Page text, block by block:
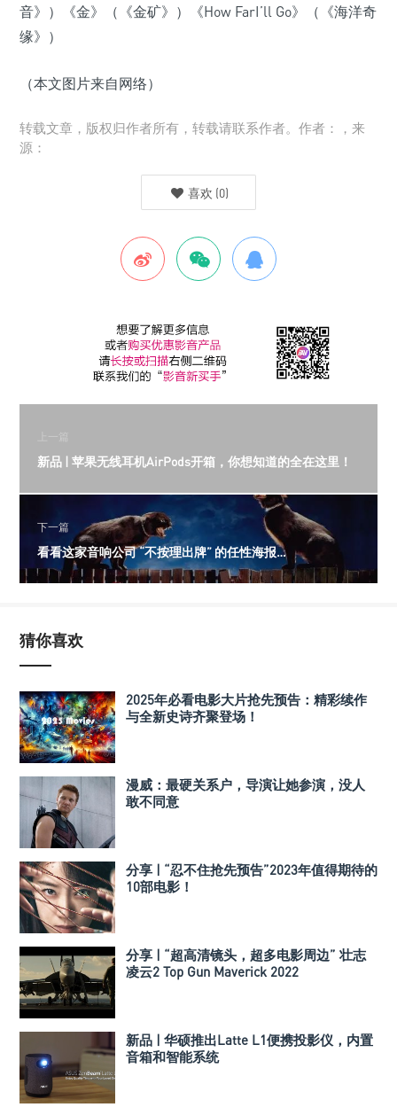
音》）《金》（《金矿》）《How FarI’ll Go》（《海洋奇
缘》）
（本文图片来自网络）
转载文章，版权归作者所有，转载请联系作者。作者：，来
源：
喜欢 (0)
上一篇
新品 | 苹果无线耳机AirPods开箱，你想知道的全在这里！
下一篇
看看这家音响公司 “不按理出牌” 的任性海报…
猜你喜欢
2025年必看电影大片抢先预告：精彩续作
与全新史诗齐聚登场！
漫威：最硬关系户，导演让她参演，没人
敢不同意
分享 | “忍不住抢先预告”2023年值得期待的
10部电影！
分享 | “超高清镜头，超多电影周边” 壮志
凌云2 Top Gun Maverick 2022
新品 | 华硕推出Latte L1便携投影仪，内置
音箱和智能系统